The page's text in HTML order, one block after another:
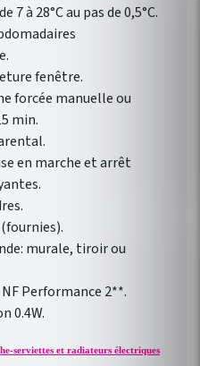
à 28°C au pas de 0,5°C.
fenêtre.
forcée manuelle ou
min.
en marche et arrêt
murale, tiroir ou
Performance 2**.
0.4W.
serviettes et radiateurs électriques